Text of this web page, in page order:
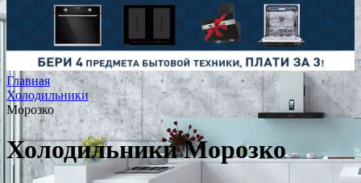
Главная
Холодильники
Морозко
Холодильники Морозко